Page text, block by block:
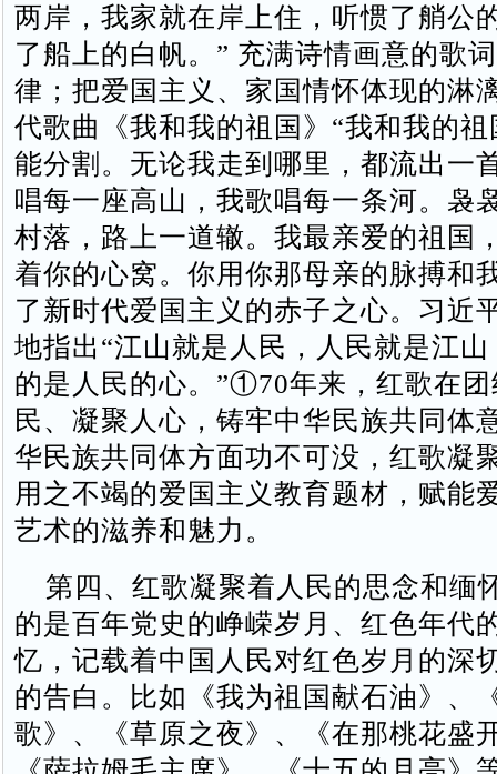
两岸，我家就在岸上住，听惯了艄公
了船上的白帆。” 充满诗情画意的歌
律；把爱国主义、家国情怀体现的淋
代歌曲《我和我的祖国》“我和我的
能分割。无论我走到哪里，都流出一
唱每一座高山，我歌唱每一条河。袅
村落，路上一道辙。我最亲爱的祖国
着你的心窝。你用你那母亲的脉搏和
了新时代爱国主义的赤子之心。习近
地指出“江山就是人民，人民就是江
的是人民的心。”①70年来，红歌在
民、凝聚人心，铸牢中华民族共同体
华民族共同体方面功不可没，红歌凝
用之不竭的爱国主义教育题材，赋能
艺术的滋养和魅力。
第四、红歌凝聚着人民的思念和缅
的是百年党史的峥嵘岁月、红色年代
忆，记载着中国人民对红色岁月的深
的告白。比如《我为祖国献石油》、
歌》、《草原之夜》、《在那桃花盛